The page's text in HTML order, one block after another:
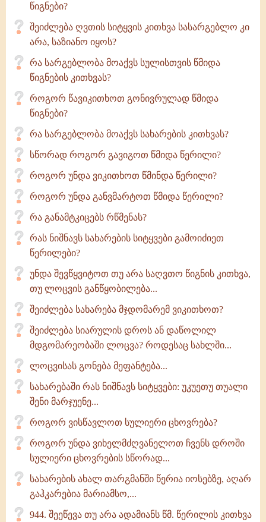
წიგნები?
შეიძლება ღვთის სიტყვის კითხვა სასარგებლო კი
არა, საზიანო იყოს?
რა სარგებლობა მოაქვს სულისთვის წმიდა
წიგნების კითხვას?
როგორ წავიკითხოთ გონივრულად წმიდა
წიგნები?
რა სარგებლობა მოაქვს სახარების კითხვას?
სწორად როგორ გავიგოთ წმიდა წერილი?
როგორ უნდა ვიკითხოთ წმინდა წერილი?
როგორ უნდა განვმარტოთ წმიდა წერილი?
რა განამტკიცებს რწმენას?
რას ნიშნავს სახარების სიტყვები გამოიძიეთ
წერილები?
უნდა შევწყვიტოთ თუ არა საღვთო წიგნის კითხვა,
თუ ლოცვის განწყობილება...
შეიძლება სახარება მჯდომარემ ვიკითხოთ?
შეიძლება სიარულის დროს ან დაწოლილ
მდგომარეობაში ლოცვა? როდესაც სახლში...
ლოცვისას გონება მეფანტება...
სახარებაში რას ნიშნავს სიტყვები: უკუეთუ თუალი
შენი მარჯუენე...
როგორ ვისწავლოთ სულიერი ცხოვრება?
როგორ უნდა ვიხელმძღვანელოთ ჩვენს დროში
სულიერი ცხოვრების სწორად...
სახარების ახალ თარგმანში წერია იოსებზე, აღარ
გაჰკარებია მარიამსო,...
944. შეეწევა თუ არა ადამიანს წმ. წერილის კითხვა